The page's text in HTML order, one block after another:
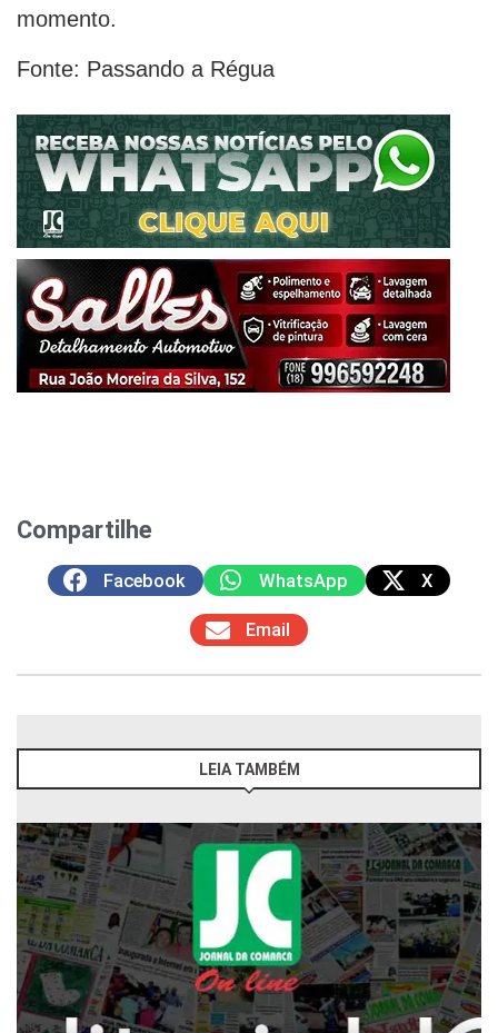
momento.
Fonte: Passando a Régua
Compartilhe
Facebook WhatsApp X
Email
LEIA TAMBÉM